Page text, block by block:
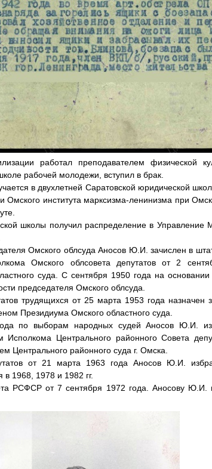
работал преподавателем
рабочей молодежи, вступил в брак.
в двухлетней Саратовской юридической
Омского института марксизма-ленинизма при
школы получил распределение в Управление
Омского облсуда Аносов Ю.И. зачислен в
Омского облсовета депутатов от 2
суда. С сентября 1950 года на
председателя Омского облсуда.
трудящихся от 25 марта 1953 года назначен
Президиума Омского областного суда.
по выборам народных судей Аносов Ю.И.
Центрального районного Совета
Центрального районного суда г. Омска.
от 21 марта 1963 года Аносов Ю.И.
в 1968, 1978 и 1982 гг.
РСФСР от 7 сентября 1972 года. Аносову Ю.И.